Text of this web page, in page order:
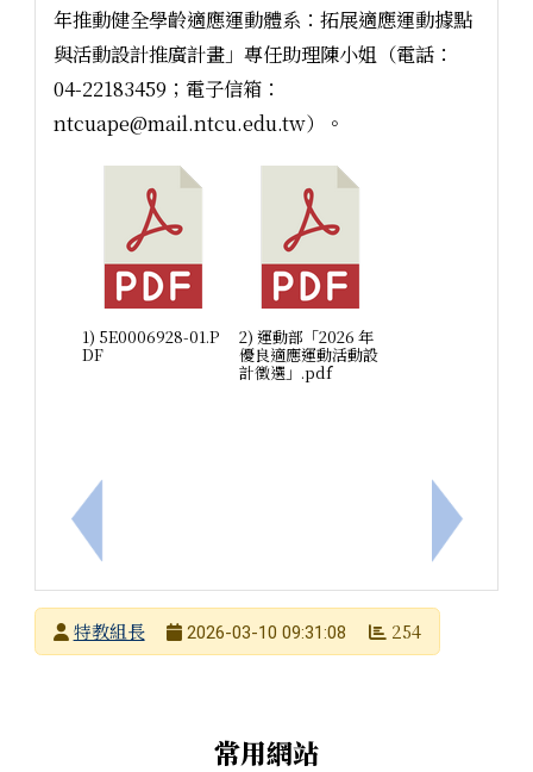
上一筆：轉知教育部國教署為落實聯合國兒童權利
年推動健全學齡適應運動體系：拓展適應運動據點
與活動設計推廣計畫」專任助理陳小姐（電話：
04-22183459；電子信箱：
ntcuape@mail.ntcu.edu.tw）。
1) 5E0006928-01.P
DF
2) 運動部「2026 年
優良適應運動活動設
計徵選」.pdf
下一筆：
發布者特教組長
2026-03-10 09:31:08 254
常用網站